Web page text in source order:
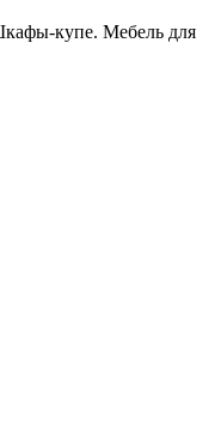
купе. Мебель для